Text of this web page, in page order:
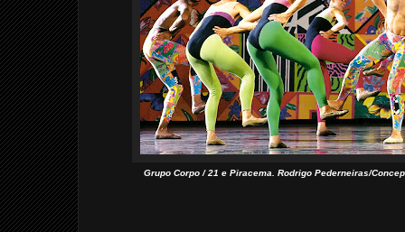
Grupo Corpo / 21 e Piracema. Rodrigo Pederneiras/